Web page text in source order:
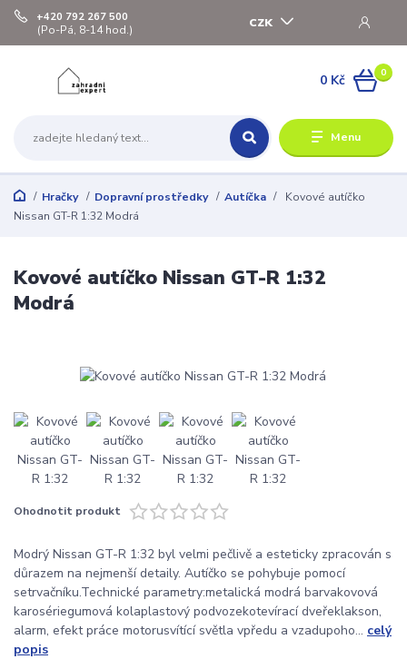
Menu
CZK
+420 792 267 500
(Po-Pá, 8-14 hod.)
0
0 Kč
Hračky Dopravní prostředky Autíčka
Kovové autíčko
Nissan GT-R 1:32 Modrá
Kovové autíčko Nissan GT-R 1:32
Modrá
Ohodnotit produkt
Modrý Nissan GT-R 1:32 byl velmi pečlivě a esteticky zpracován s
důrazem na nejmenší detaily. Autíčko se pohybuje pomocí
setrvačníku.Technické parametry:metalická modrá barvakovová
karosériegumová kolaplastový podvozekotevírací dveřeklakson,
alarm, efekt práce motorusvítící světla vpředu a vzadupoho... celý
popis